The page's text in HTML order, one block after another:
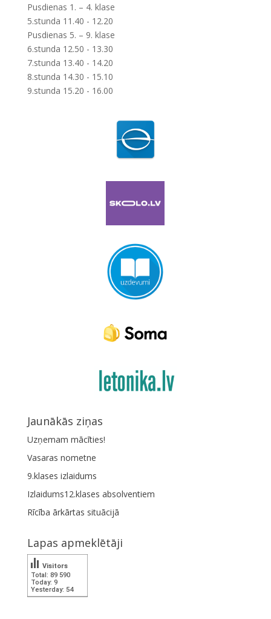
Pusdienas 1. – 4. klase
5.stunda 11.40 - 12.20
Pusdienas 5. – 9. klase
6.stunda 12.50 - 13.30
7.stunda 13.40 - 14.20
8.stunda 14.30 - 15.10
9.stunda 15.20 - 16.00
Jaunākās ziņas
Uzņemam mācīties!
Vasaras nometne
9.klases izlaidums
Izlaidums12.klases absolventiem
Rīcība ārkārtas situācijā
Lapas apmeklētāji
Total: 89 590
Today: 9
Yesterday: 54
Visitors